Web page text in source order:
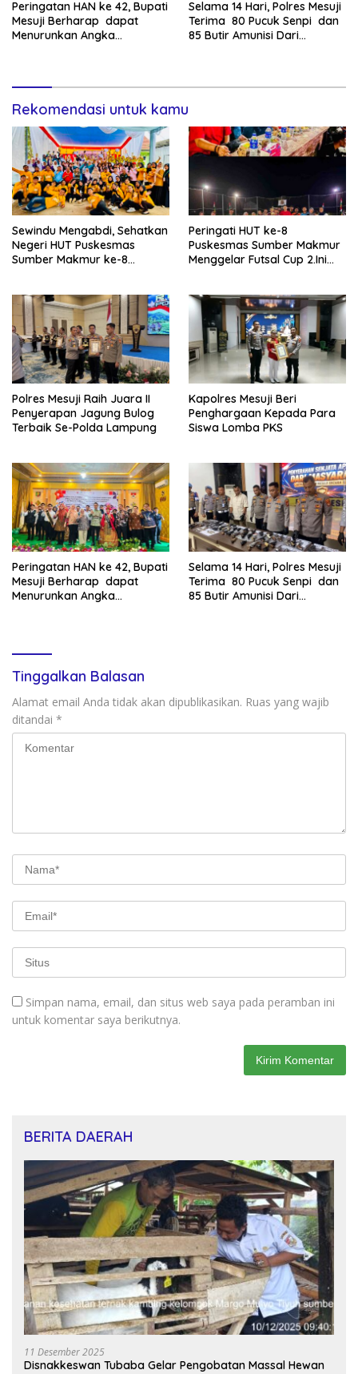
Peringatan HAN ke 42, Bupati
Mesuji Berharap dapat
Menurunkan Angka
Selama 14 Hari, Polres Mesuji
Terima 80 Pucuk Senpi dan
85 Butir Amunisi Dari
Rekomendasi untuk kamu
Sewindu Mengabdi, Sehatkan
Negeri HUT Puskesmas
Sumber Makmur ke-8
Peringati HUT ke-8
Puskesmas Sumber Makmur
Menggelar Futsal Cup 2.Ini
Polres Mesuji Raih Juara II
Penyerapan Jagung Bulog
Terbaik Se-Polda Lampung
Kapolres Mesuji Beri
Penghargaan Kepada Para
Siswa Lomba PKS
Peringatan HAN ke 42, Bupati
Mesuji Berharap dapat
Menurunkan Angka
Selama 14 Hari, Polres Mesuji
Terima 80 Pucuk Senpi dan
85 Butir Amunisi Dari
Tinggalkan Balasan
Alamat email Anda tidak akan dipublikasikan. Ruas yang wajib
ditandai *
Simpan nama, email, dan situs web saya pada peramban ini
untuk komentar saya berikutnya.
BERITA DAERAH
11 Desember 2025
Disnakkeswan Tubaba Gelar Pengobatan Massal Hewan